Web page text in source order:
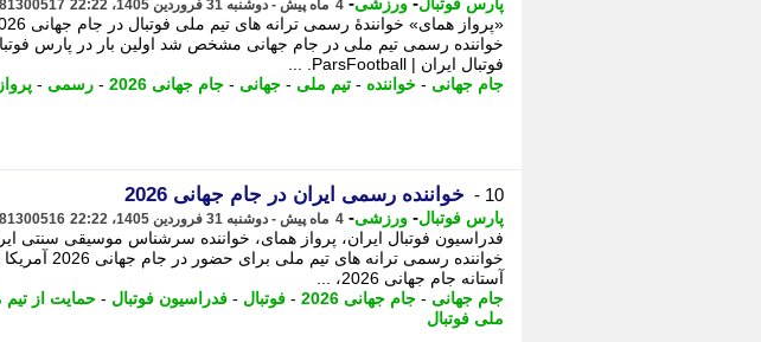
4 ماه پیش - دوشنبه 31 فروردین 1405، 22:22 81300517
خواننده رسمی تیم ملی در جام جهانی مشخص شد اولین بار در پارس
فوتبال ایران | ParsFootball. ...
جام جهانی - خواننده - تیم ملی - جهانی - جام جهانی 2026 - رسمی -
10 - خواننده رسمی ایران در جام جهانی 2026
پارس فوتبال- ورزشی- 4 ماه پیش - دوشنبه 31 فروردین 1405، 22:22 81300516
فدراسیون فوتبال ایران، پرواز همای، خواننده سرشناس موسیقی سنتی
خواننده رسمی ترانه های
آستانه جام جهانی 2026، ...
جام جهانی - جام جهانی 2026 - فوتبال - فدراسیون فوتبال - حمایت از تیم
ملی فوتبال